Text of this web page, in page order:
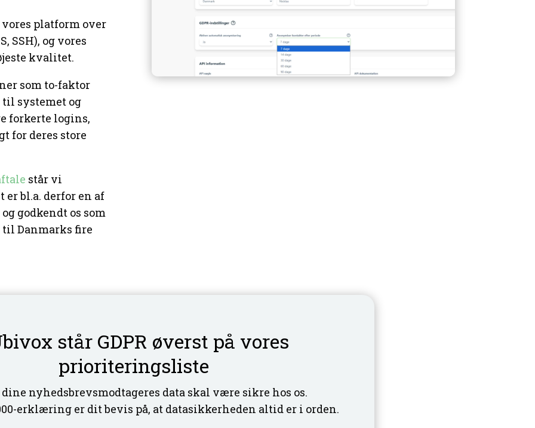
platform over
SSH), og vores
kvalitet.
som to-faktor
systemet og
forkerte logins,
for deres store
står vi
bl.a. derfor en af
godkendt os som
Danmarks fire
står GDPR øverst på vores
prioriteringsliste
dine nyhedsbrevsmodtageres data skal være sikre hos os.
erklæring er dit bevis på, at datasikkerheden altid er i orden.